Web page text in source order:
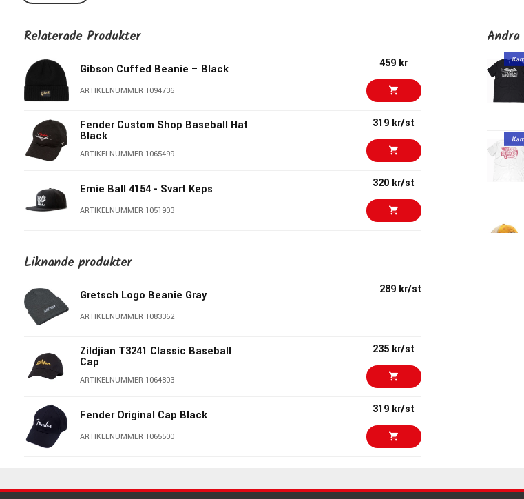
Relaterade Produkter
Gibson Cuffed Beanie – Black
ARTIKELNUMMER 1094736
459 kr
Fender Custom Shop Baseball Hat
Black
ARTIKELNUMMER 1065499
319 kr/st
Ernie Ball 4154 - Svart Keps
ARTIKELNUMMER 1051903
320 kr/st
Zildjian Blackout Stretch Fit Hat
L/XL
Zildjian T3241 Classic Baseball
Cap
235 kr/st
Gibson Star Logo Tee Charcoal -
X-Large
319 kr
Gibson Logo Hoodie Black –
Andra
Liknande produkter
Gretsch Logo Beanie Gray
ARTIKELNUMMER 1083362
289 kr/st
Zildjian T3241 Classic Baseball
Cap
ARTIKELNUMMER 1064803
235 kr/st
Fender Original Cap Black
ARTIKELNUMMER 1065500
319 kr/st